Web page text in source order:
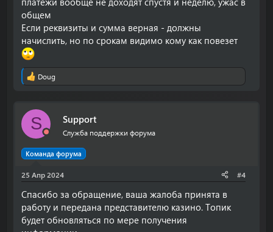
общем
Если реквизиты и сумма верная - должны
начислить, но по срокам видимо кому как повезет
Р
к
и
:
Doug
S Support
Служба поддержки форума
Команда форума
25 Апр 2024 #4
Спасибо за обращение, ваша жалоба принята в
работу и передана представителю казино. Топик
будет обновляться по мере получения